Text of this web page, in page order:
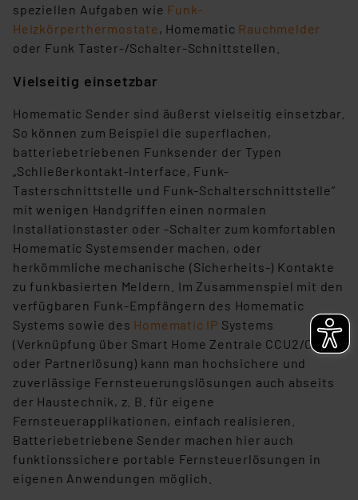
speziellen Aufgaben wie Funk-
Heizkörperthermostate , Homematic Rauchmelder
oder Funk Taster-/Schalter-Schnittstellen.
Vielseitig einsetzbar
Homematic Sender sind äußerst vielseitig einsetzbar.
So können zum Beispiel die superflachen,
batteriebetriebenen Funksender der Typen
„Schließerkontakt-Interface, Funk-
Tasterschnittstelle und Funk-Schalterschnittstelle”
mit wenigen Handgriffen einen normalen
Installationstaster oder -Schalter zum komfortablen
Homematic Systemsender machen, oder
herkömmliche mechanische (Sicherheits-) Kontakte
zu funkbasierten Meldern. Im Zusammenspiel mit den
verfügbaren Funk-Empfängern des Homematic
Systems sowie des Homematic IP Systems
(Verknüpfung über Smart Home Zentrale CCU2/CCU3
oder Partnerlösung) kann man hochsichere und
zuverlässige Fernsteuerungslösungen auch abseits
der Haustechnik, z. B. für eigene
Fernsteuerapplikationen, einfach realisieren.
Batteriebetriebene Sender machen hier auch
funktionssichere portable Fernsteuerlösungen in
eigenen Anwendungen möglich.